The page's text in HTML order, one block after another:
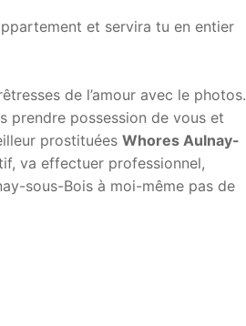
et servira tu en entier
de l’amour avec le photos.
prendre possession de vous et
prostituées Whores Aulnay-
va effectuer professionnel,
sous-Bois à moi-même pas de